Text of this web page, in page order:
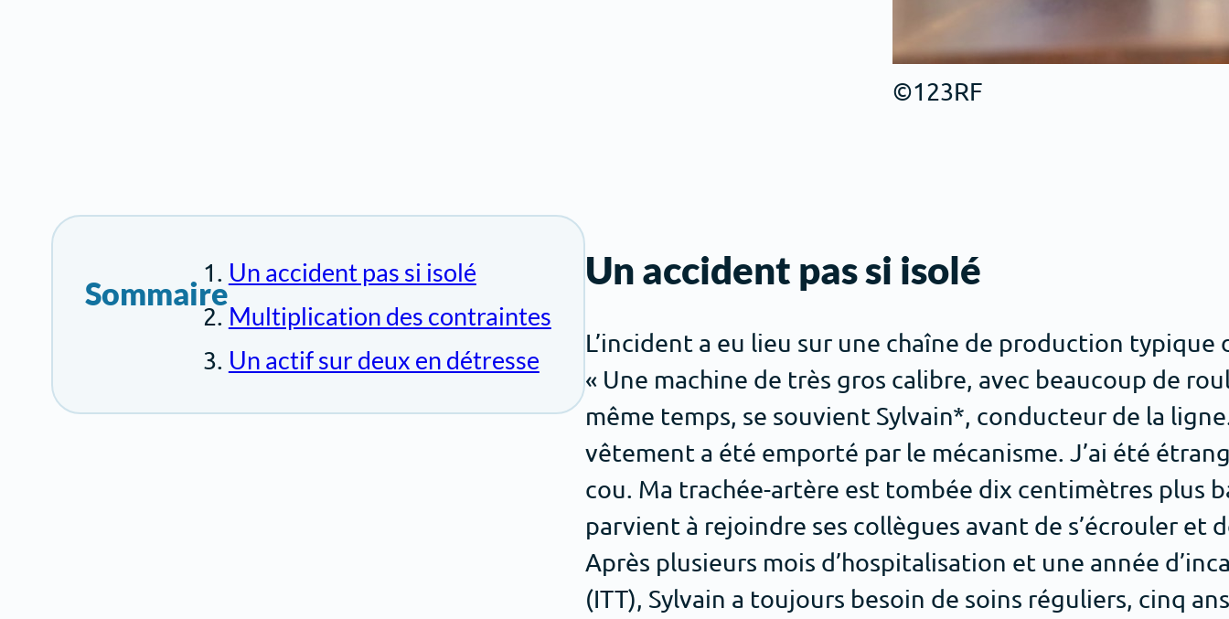
©123RF
Sommaire
Un accident pas si isolé
Multiplication des contraintes
Un actif sur deux en détresse
Un accident pas si isolé
L’incident a eu lieu sur une chaîne de production typique
« Une machine de très gros calibre, avec beaucoup de
même temps, se souvient Sylvain*, conducteur de la
vêtement a été emporté par le mécanisme. J’ai été
cou. Ma trachée-artère est tombée dix centimètres plus
parvient à rejoindre ses collègues avant de s’écrouler et
Après plusieurs mois d’hospitalisation et une année
(ITT), Sylvain a toujours besoin de soins réguliers, cinq